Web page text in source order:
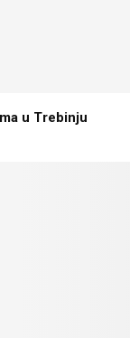
u Trebinju